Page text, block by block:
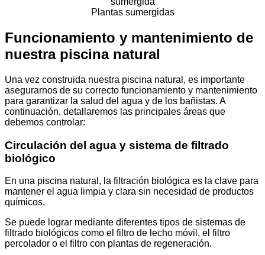
Plantas sumergidas
Funcionamiento y mantenimiento de
nuestra piscina natural
Una vez construida nuestra piscina natural, es importante
asegurarnos de su correcto funcionamiento y mantenimiento
para garantizar la salud del agua y de los bañistas. A
continuación, detallaremos las principales áreas que
debemos controlar:
Circulación del agua y sistema de filtrado
biológico
En una piscina natural, la filtración biológica es la clave para
mantener el agua limpia y clara sin necesidad de productos
químicos.
Se puede lograr mediante diferentes tipos de sistemas de
filtrado biológicos como el filtro de lecho móvil, el filtro
percolador o el filtro con plantas de regeneración.